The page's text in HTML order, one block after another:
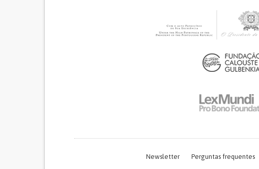
Newsletter Perguntas frequentes